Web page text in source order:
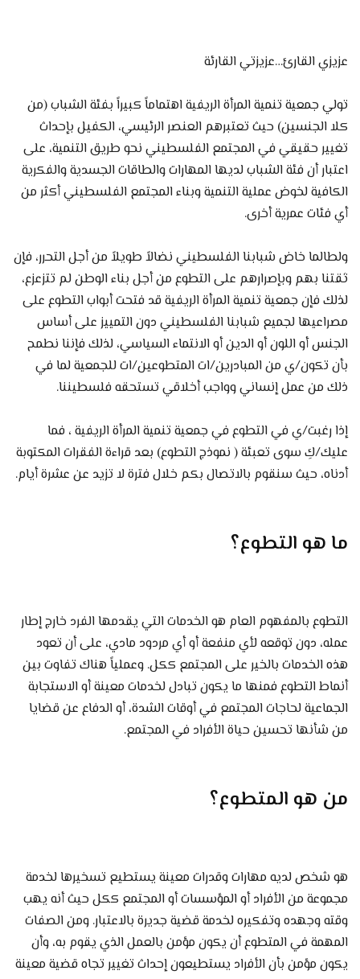
عزيزي القارئ…عزيزتي القارئة
تولي جمعية تنمية المرأة الريفية اهتماماً كبيراً بفئة الشباب (من
كلا الجنسين) حيث تعتبرهم العنصر الرئيسي، الكفيل بإحداث
تغيير حقيقي في المجتمع الفلسطيني نحو طريق التنمية، على
اعتبار أن فئة الشباب لديها المهارات والطاقات الجسدية والفكرية
الكافية لخوض عملية التنمية وبناء المجتمع الفلسطيني أكثر من
أي فئات عمرية أخرى.
ولطالما خاض شبابنا الفلسطيني نضالاً طويلاً من أجل التحرر، فإن
ثقتنا بهم وبإصرارهم على التطوع من أجل بناء الوطن لم تتزعزع،
لذلك فإن جمعية تنمية المرأة الريفية قد فتحت أبواب التطوع على
مصراعيها لجميع شبابنا الفلسطيني دون التمييز على أساس
الجنس أو اللون أو الدين أو الانتماء السياسي، لذلك فإننا نطمح
بأن تكون/ي من المبادرين/ات المتطوعين/ات للجمعية لما في
ذلك من عمل إنساني وواجب أخلاقي تستحقه فلسطيننا.
إذا رغبت/ي في التطوع في جمعية تنمية المرأة الريفية ، فما
عليك/كِ سوى تعبئة ( نموذج التطوع) بعد قراءة الفقرات المكتوبة
أدناه، حيث سنقوم بالاتصال بكم خلال فترة لا تزيد عن عشرة أيام.
ما هو التطوع؟
التطوع بالمفهوم العام هو الخدمات التي يقدمها الفرد خارج إطار
عمله، دون توقعه لأي منفعة أو أي مردود مادي، على أن تعود
هذه الخدمات بالخير على المجتمع ككل. وعملياً هناك تفاوت بين
أنماط التطوع فمنها ما يكون تبادل لخدمات معينة أو الاستجابة
الجماعية لحاجات المجتمع في أوقات الشدة، أو الدفاع عن قضايا
من شأنها تحسين حياة الأفراد في المجتمع.
من هو المتطوع؟
هو شخص لديه مهارات وقدرات معينة يستطيع تسخيرها لخدمة
مجموعة من الأفراد أو المؤسسات أو المجتمع ككل حيث أنه يهب
وقته وجهده وتفكيره لخدمة قضية جديرة بالاعتبار. ومن الصفات
المهمة في المتطوع أن يكون مؤمن بالعمل الذي يقوم به، وأن
يكون مؤمن بأن الأفراد يستطيعون إحداث تغيير تجاه قضية معينة